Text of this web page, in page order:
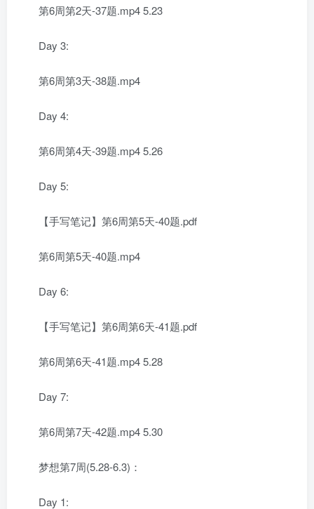
第6周第2天-37题.mp4 5.23
Day 3:
第6周第3天-38题.mp4
Day 4:
第6周第4天-39题.mp4 5.26
Day 5:
【手写笔记】第6周第5天-40题.pdf
第6周第5天-40题.mp4
Day 6:
【手写笔记】第6周第6天-41题.pdf
第6周第6天-41题.mp4 5.28
Day 7:
第6周第7天-42题.mp4 5.30
梦想第7周(5.28-6.3)：
Day 1: